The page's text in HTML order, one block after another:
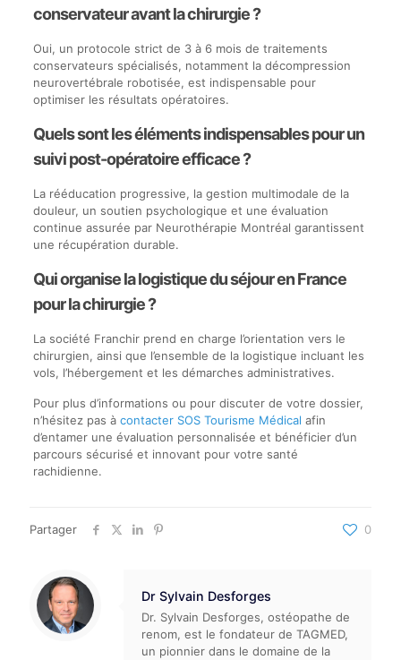
conservateur avant la chirurgie ?
Oui, un protocole strict de 3 à 6 mois de traitements
conservateurs spécialisés, notamment la décompression
neurovertébrale robotisée, est indispensable pour
optimiser les résultats opératoires.
Quels sont les éléments indispensables pour un
suivi post-opératoire efficace ?
La rééducation progressive, la gestion multimodale de la
douleur, un soutien psychologique et une évaluation
continue assurée par Neurothérapie Montréal garantissent
une récupération durable.
Qui organise la logistique du séjour en France
pour la chirurgie ?
La société Franchir prend en charge l’orientation vers le
chirurgien, ainsi que l’ensemble de la logistique incluant les
vols, l’hébergement et les démarches administratives.
Pour plus d’informations ou pour discuter de votre dossier,
n’hésitez pas à contacter SOS Tourisme Médical afin
d’entamer une évaluation personnalisée et bénéficier d’un
parcours sécurisé et innovant pour votre santé
rachidienne.
Partager 0
Dr Sylvain Desforges
Dr. Sylvain Desforges, ostéopathe de
renom, est le fondateur de TAGMED,
un pionnier dans le domaine de la